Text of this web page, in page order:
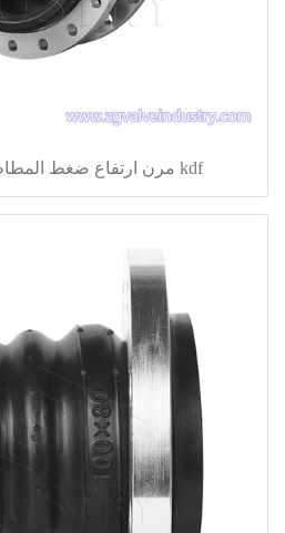
kdf مرن ارتفاع ضغط المطاط المجال المزدوج